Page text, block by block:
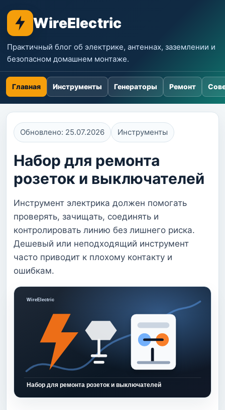
WireElectric
Практичный блог об электрике, антеннах, заземлении и
безопасном домашнем монтаже.
Главная Инструменты Генераторы Ремонт
Обновлено: 25.07.2026 Инструменты
Набор для ремонта
розеток и выключателей
Инструмент электрика должен помогать
проверять, зачищать, соединять и
контролировать линию без лишнего риска.
Дешевый или неподходящий инструмент
часто приводит к плохому контакту и
ошибкам.